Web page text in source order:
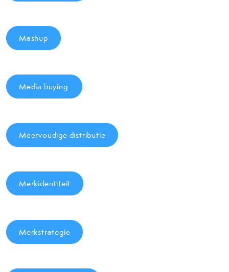
Mashup
Media buying
Meervoudige distributie
Merkidentiteit
Merkstrategie